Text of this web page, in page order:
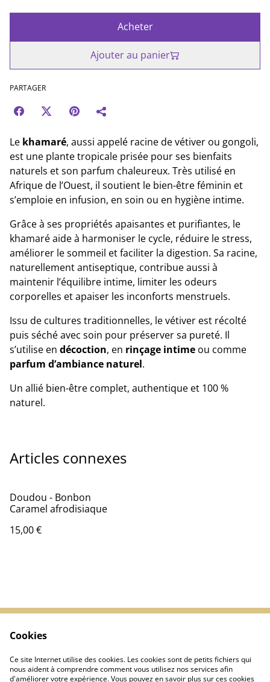
Acheter
Ajouter au panier
PARTAGER
Le khamaré, aussi appelé racine de vétiver ou gongoli,
est une plante tropicale prisée pour ses bienfaits
naturels et son parfum chaleureux. Très utilisé en
Afrique de l’Ouest, il soutient le bien-être féminin et
s’emploie en infusion, en soin ou en hygiène intime.
Grâce à ses propriétés apaisantes et purifiantes, le
khamaré aide à harmoniser le cycle, réduire le stress,
améliorer le sommeil et faciliter la digestion. Sa racine,
naturellement antiseptique, contribue aussi à
maintenir l’équilibre intime, limiter les odeurs
corporelles et apaiser les inconforts menstruels.
Issu de cultures traditionnelles, le vétiver est récolté
puis séché avec soin pour préserver sa pureté. Il
s’utilise en décoction, en rinçage intime ou comme
parfum d’ambiance naturel.
Un allié bien-être complet, authentique et 100 %
naturel.
Articles connexes
Doudou - Bonbon
Caramel afrodisiaque
15,00 €
Politique de
confidentialité
Politique de cookies
Cookies
Ce site Internet utilise des cookies. Les cookies sont de petits fichiers qui
nous aident à comprendre comment vous utilisez nos services afin
d'améliorer votre expérience. Vous pouvez en savoir plus sur ces cookies